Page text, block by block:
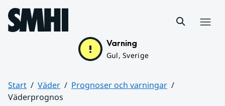
Hoppa till sidans innehåll
Varning
Gul, Sverige
Start Väder
Prognoser och varningar
Väderprognos